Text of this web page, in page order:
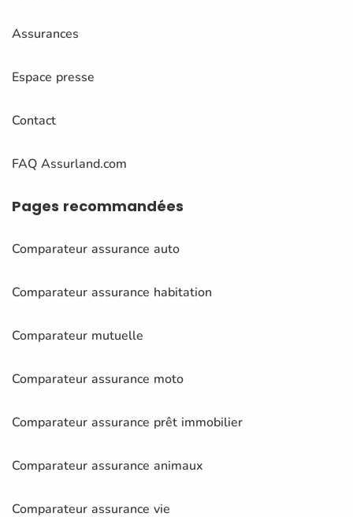
Assurances
Espace presse
Contact
FAQ Assurland.com
Pages recommandées
Comparateur assurance auto
Comparateur assurance habitation
Comparateur mutuelle
Comparateur assurance moto
Comparateur assurance prêt immobilier
Comparateur assurance animaux
Comparateur assurance vie